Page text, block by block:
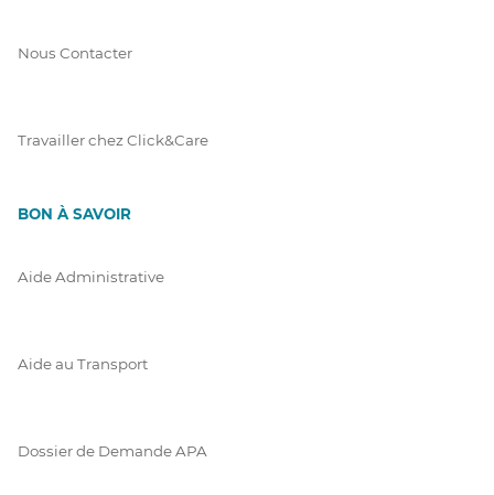
Nous Contacter
Travailler chez Click&Care
BON À SAVOIR
Aide Administrative
Aide au Transport
Dossier de Demande APA